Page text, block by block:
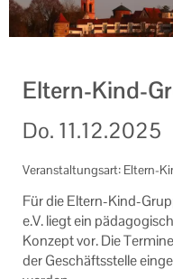
Eltern-Kind-
Do. 11.12.2025
Veranstaltungsart: Eltern-
Für die Eltern-​Kind-
e.V. liegt ein
Kon­zept vor. Die
der Ge­schäfts­stel­le
Veranstaltungen
Onlinekursangebote
Sport und Gymnastik
KEB Praxis
Neuigkeiten
Machen Sie mit!